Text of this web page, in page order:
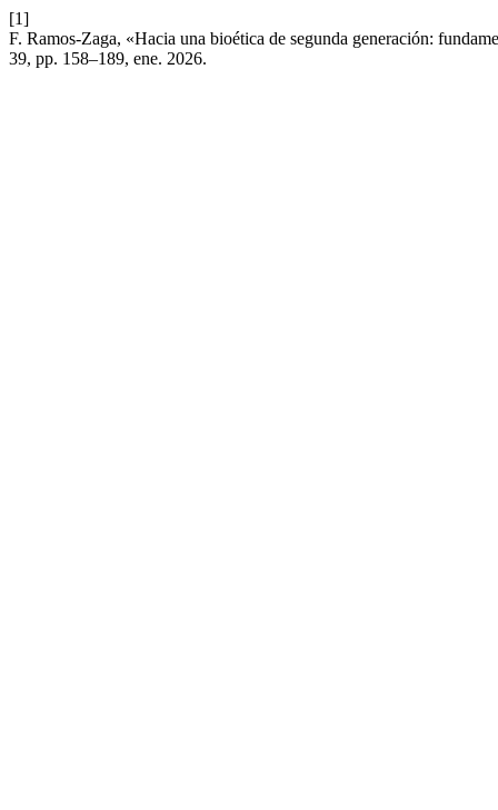
[1]
F. Ramos-Zaga, «Hacia una bioética de segunda generación:
39, pp. 158–189, ene. 2026.